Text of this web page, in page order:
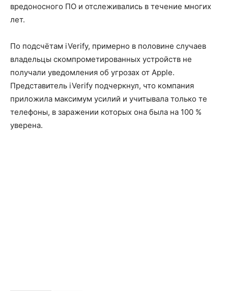
вредоносного ПО и отслеживались в течение многих
лет.
По подсчётам iVerify, примерно в половине случаев
владельцы скомпрометированных устройств не
получали уведомления об угрозах от Apple.
Представитель iVerify подчеркнул, что компания
приложила максимум усилий и учитывала только те
телефоны, в заражении которых она была на 100 %
уверена.